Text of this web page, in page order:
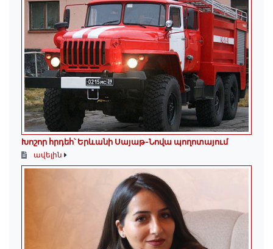
Խոշոր հրդեհ՝ Երևանի Սայաթ-Նովա պողոտայում
ավելին